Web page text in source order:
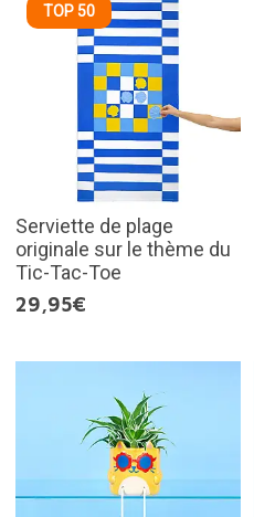
TOP 50
Serviette de plage
originale sur le thème du
Tic-Tac-Toe
29,95€